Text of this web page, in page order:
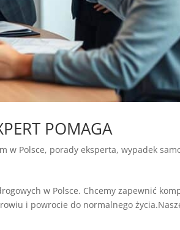
POMAGA
w Polsce, porady eksperta,wypadek
w Polsce. Chcemy zapewnić
i powrocie do normalnego